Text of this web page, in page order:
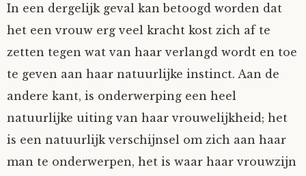
In een dergelijk geval kan betoogd worden dat
het een vrouw erg veel kracht kost zich af te
zetten tegen wat van haar verlangd wordt en toe
te geven aan haar natuurlijke instinct. Aan de
andere kant, is onderwerping een heel
natuurlijke uiting van haar vrouwelijkheid; het
is een natuurlijk verschijnsel om zich aan haar
man te onderwerpen, het is waar haar vrouwzijn